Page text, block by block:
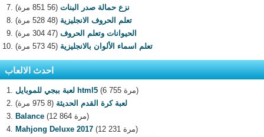
نزع حمالة صدر البنات (56 851 مرة)
تعلم الحروف الانجليزية (48 528 مرة)
الحيوانات وتعلم الحروف (47 304 مرة)
تعلم اسماء الألوان بالانجليزية (45 573 مرة)
احدث الالعاب
لعبة ببجي للموبايل html5
(6 755 مرة)
لعبة كرة القدم الحديثة (8 975 مرة)
Balance
(12 864 مرة)
Mahjong Deluxe 2017
(12 231 مرة)